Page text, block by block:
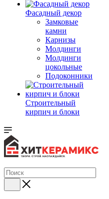
Фасадный декор
Замковые
камни
Карнизы
Молдинги
Молдинги
цокольные
Подоконники
Строительный
кирпич и блоки